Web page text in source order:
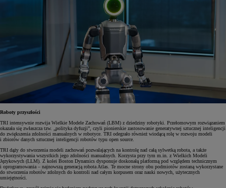
Roboty przyszłości
TRI intensywnie rozwija Wielkie Modele Zachowań (LBM) z dziedziny robotyki. Przełomowym rozwiązaniem
okazała się zwłaszcza tzw. „polityka dyfuzji”, czyli pionierskie zastosowanie generatywnej sztucznej inteligencji
do zwiększenia zdolności manualnych w robotyce. TRI odegrało również wiodącą rolę w rozwoju modeli
i zbiorów danych sztucznej inteligencji robotów typu open source.
TRI dąży do stworzenia modeli zachowań pozwalających na kontrolę nad całą sylwetką robota, a także
wykorzystywania wszystkich jego zdolności manualnych. Korzysta przy tym m.in. z Wielkich Modeli
Językowych (LLM). Z kolei Boston Dynamics dysponuje doskonałą platformą pod względem technicznym
i oprogramowania – najnowszą generacją robota Atlas. Te mocne strony obu podmiotów zostaną wykorzystane
do stworzenia robotów zdolnych do kontroli nad całym korpusem oraz nauki nowych, użytecznych
umiejętności.